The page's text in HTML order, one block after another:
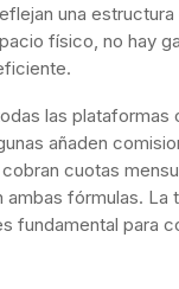
una
físico, no hay
las plataformas
añaden
cuotas
ambas fórmulas. La
fundamental para